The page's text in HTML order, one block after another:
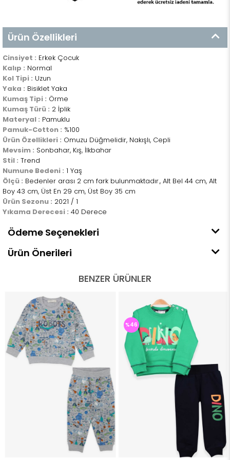
Ürün Özellikleri
Cinsiyet : Erkek Çocuk
Kalıp : Normal
Kol Tipi : Uzun
Yaka : Bisiklet Yaka
Kumaş Tipi : Örme
Kumaş Türü : 2 İplik
Materyal : Pamuklu
Pamuk-Cotton : %100
Ürün Özellikleri : Omuzu Düğmelidir, Nakışlı, Cepli
Mevsim : Sonbahar, Kış, İlkbahar
Stil : Trend
Numune Bedeni : 1 Yaş
Ölçü : Bedenler arası 2 cm fark bulunmaktadır., Alt Bel 44 cm, Alt
Boy 43 cm, Üst En 29 cm, Üst Boy 35 cm
Ürün Sezonu : 2021 / 1
Yıkama Derecesi : 40 Derece
Ödeme Seçenekleri
Ürün Önerileri
BENZER ÜRÜNLER
%46